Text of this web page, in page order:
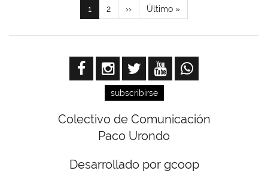
Página
actual
1 Page
2
Siguiente
página
››
Última
página
Último »
subscribirse
Colectivo de Comunicación
Paco Urondo
Desarrollado por gcoop